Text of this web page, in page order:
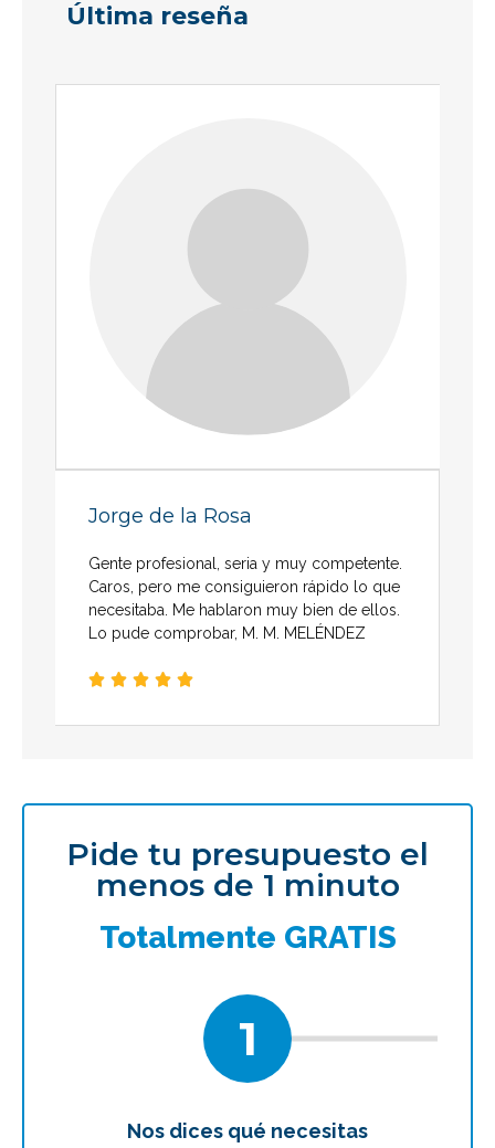
Última reseña
Jorge de la Rosa
Gente profesional, seria y muy competente.
Caros, pero me consiguieron rápido lo que
necesitaba. Me hablaron muy bien de ellos.
Lo pude comprobar, M. M. MELÉNDEZ
    
Pide tu presupuesto el
menos de 1 minuto
Totalmente GRATIS
1
Nos dices qué necesitas